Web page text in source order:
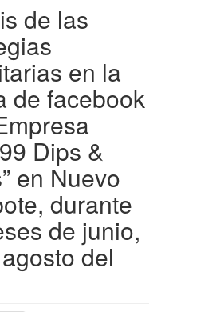
de las
en la
de facebook
Dips &
en Nuevo
durante
de junio,
del